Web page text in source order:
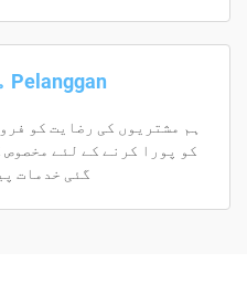
Pelanggan مرکزی رویہ
ہم مشتریوں کی رضایت کو
کو پورا کرنے کے لئے
گئی خدمات